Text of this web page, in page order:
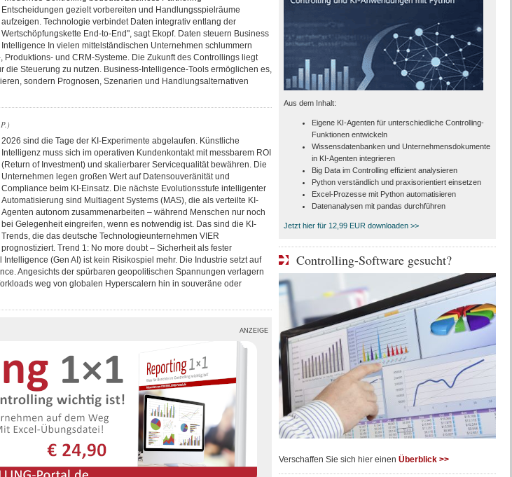
Entscheidungen gezielt vorbereiten und Handlungsspielräume
aufzeigen. Technologie verbindet Daten integrativ entlang der
Wertschöpfungskette End-to-End", sagt Ekopf. Daten steuern Business
Intelligence In vielen mittelständischen Unternehmen schlummern
und CRM-Systeme. Die Zukunft des Controllings liegt
die Steuerung zu nutzen. Business-Intelligence-Tools ermöglichen es,
sondern Prognosen, Szenarien und Handlungsalternativen
2026 sind die Tage der KI-Experimente abgelaufen. Künstliche
Intelligenz muss sich im operativen Kundenkontakt mit messbarem ROI
(Return of Investment) und skalierbarer Servicequalität bewähren. Die
Unternehmen legen großen Wert auf Datensouveränität und
Compliance beim KI-Einsatz. Die nächste Evolutionsstufe intelligenter
Automatisierung sind Multiagent Systems (MAS), die als verteilte KI-
Agenten autonom zusammenarbeiten – während Menschen nur noch
bei Gelegenheit eingreifen, wenn es notwendig ist. Das sind die KI-
Trends, die das deutsche Technologieunternehmen VIER
prognostiziert. Trend 1: No more doubt – Sicherheit als fester
(Gen AI) ist kein Risikospiel mehr. Die Industrie setzt auf
Angesichts der spürbaren geopolitischen Spannungen verlagern
weg von globalen Hyperscalern hin in souveräne oder
ANZEIGE
Aus dem Inhalt:
Eigene KI-Agenten für unterschiedliche Controlling-
Funktionen entwickeln
Wissensdatenbanken und Unternehmensdokumente
in KI-Agenten integrieren
Big Data im Controlling effizient analysieren
Python verständlich und praxisorientiert einsetzen
Excel-Prozesse mit Python automatisieren
Datenanalysen mit pandas durchführen
Jetzt hier für 12,99 EUR downloaden >>
Controlling-Software gesucht?
Verschaffen Sie sich hier einen Überblick >>